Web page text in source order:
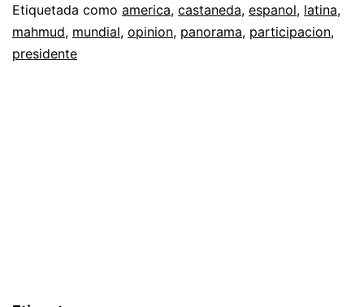
Etiquetada como america, castaneda, espanol, latina,
mahmud, mundial, opinion, panorama, participacion,
presidente